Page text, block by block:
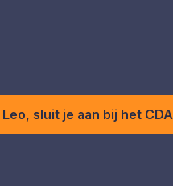
sluit je aan bij het CDA